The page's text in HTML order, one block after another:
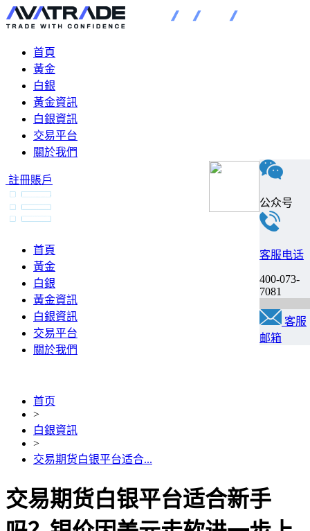
首頁
黃金
白銀
黃金資訊
白銀資訊
交易平台
關於我們
註冊賬戶
首頁
黃金
白銀
黃金資訊
白銀資訊
交易平台
關於我們
首页
>
白銀資訊
>
交易期货白银平台适合...
交易期货白银平台适合新手
公众号
客服电话
400-073-
7081
客服
邮箱